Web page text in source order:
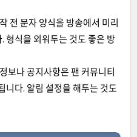
전 문자 양식을 방송에서 미리
형식을 외워두는 것도 좋은 방
보나 공지사항은 팬 커뮤니티
니다. 알림 설정을 해두는 것도